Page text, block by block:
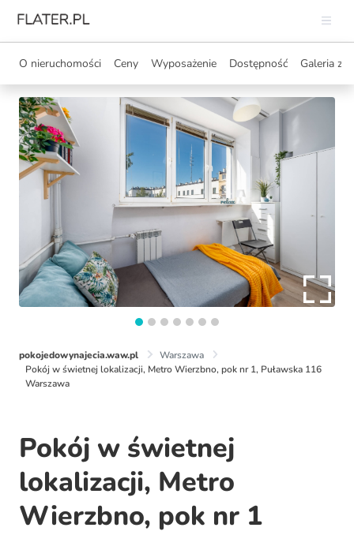
O nieruchomości Ceny Wyposażenie Dostępność Galeria
pokojedowynajecia.waw.pl
Warszawa
Pokój w świetnej lokalizacji, Metro Wierzbno, pok nr 1, Puławska 116
Warszawa
Pokój w świetnej
lokalizacji, Metro
Wierzbno, pok nr 1